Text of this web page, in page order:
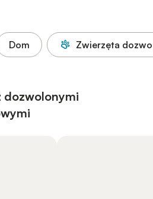
Dom Zwierzęta
dozwolonymi